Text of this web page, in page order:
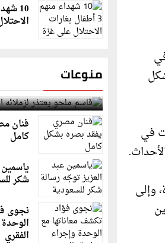
في
وإلى
منوعات
قاسم ملحو يعتذر
فنان
كامل
شكر
نجوى
الفقري